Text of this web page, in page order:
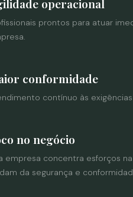
operacional
prontos para atuar
conformidade
contínuo às
no negócio
empresa concentra esforços
da segurança e